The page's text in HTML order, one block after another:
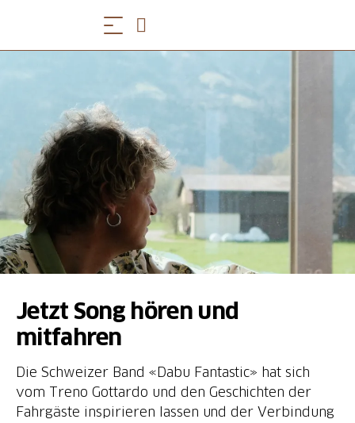
Jetzt Song hören und
mitfahren
Die Schweizer Band «Dabu Fantastic» hat sich
vom Treno Gottardo und den Geschichten der
Fahrgäste inspirieren lassen und der Verbindung